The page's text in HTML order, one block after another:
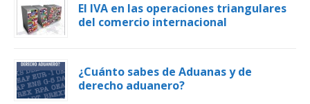
El IVA en las operaciones triangulares
del comercio internacional
¿Cuánto sabes de Aduanas y de
derecho aduanero?